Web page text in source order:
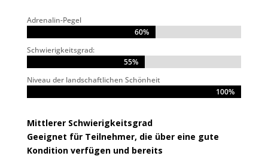
Adrenalin-Pegel
60%
60%
Schwierigkeitsgrad:
55%
55%
Niveau der landschaftlichen Schönheit
100%
100%
Mittlerer Schwierigkeitsgrad
Geeignet für Teilnehmer, die über eine gute
Kondition verfügen und bereits